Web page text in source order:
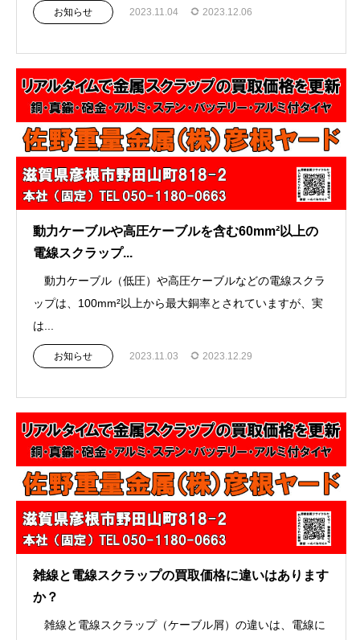
お知らせ 2023.11.04 2023.12.06
動力ケーブルや高圧ケーブルを含む60mm²以上の
電線スクラップ...
動力ケーブル（低圧）や高圧ケーブルなどの電線スクラ
ップは、100mm²以上から最大銅率とされていますが、実
は...
お知らせ 2023.11.03 2023.12.29
雑線と電線スクラップの買取価格に違いはあります
か？
雑線と電線スクラップ（ケーブル屑）の違いは、電線に